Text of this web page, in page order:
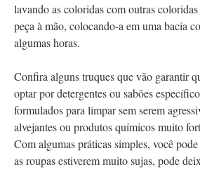
lavando as coloridas com outras
peça à mão, colocando-a em uma bacia
algumas horas.
Confira alguns truques que vão garantir
optar por detergentes ou sabões
formulados para limpar sem serem
alvejantes ou produtos químicos muito
Com algumas práticas simples, você
as roupas estiverem muito sujas, pode